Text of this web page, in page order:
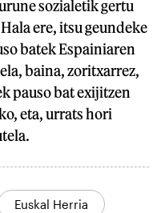
sozialetik gertu
ere, itsu geundeke
batek Espainiaren
baina, zoritxarrez,
pauso bat exijitzen
eta, urrats hori
Euskal Herria